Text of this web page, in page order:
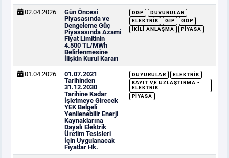
02.04.2026
Gün Öncesi
Piyasasında ve
Dengeleme Güç
Piyasasında Azami
Fiyat Limitinin
4.500 TL/MWh
Belirlenmesine
İlişkin Kurul Kararı
DGP
DUYURULAR
ELEKTRIK
GİP
GÖP
İKILI ANLAŞMA
PIYASA
01.04.2026
01.07.2021
Tarihinden
31.12.2030
Tarihine Kadar
İşletmeye Girecek
YEK Belgeli
Yenilenebilir Enerji
Kaynaklarına
Dayalı Elektrik
Üretim Tesisleri
İçin Uygulanacak
Fiyatlar Hk.
DUYURULAR
ELEKTRIK
KAYIT VE UZLAŞTIRMA -
ELEKTRIK
PIYASA